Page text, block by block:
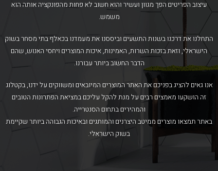
עיצוב הפריטים הפך מגוון ועשיר והוא חשוב לא פחות מהפונקציה אותה הוא
משמש.
התחלנו את דרכנו בשנות התשעים וביססנו את מעמדנו בכאלף בתי מסחר בשוק
הישראלי, וזאת בזכות השרות, האמינות, איכות המוצרים ויחסי האנוש, שהם
הדבר החשוב ביותר עבורנו.
אנו גאים להציג בפניכם את האתר המוצרים המיובאים ומשווקים על ידנו, בקטלוג
זה הושקעו מאמצים רבים על מנת להקל עליכם במציאת הפתרונות הטובים
והמהירים בתחום הסנטרייה.
באתר תמצאו מוצרים ממיטב היצרנים והמותגים ובאיכות הגבוהה ביותר שקיימת
בשוק הישראלי.